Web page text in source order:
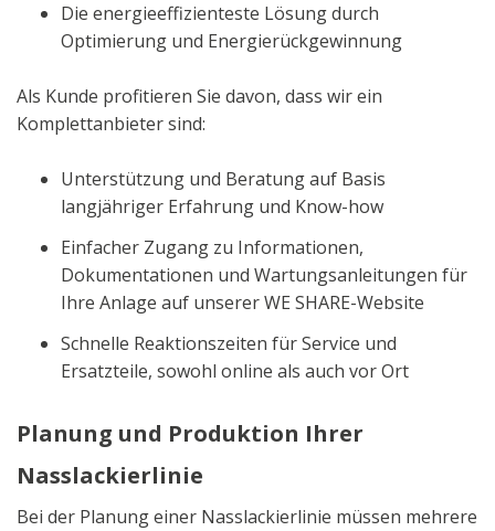
Die energieeffizienteste Lösung durch
Optimierung und Energierückgewinnung
Als Kunde profitieren Sie davon, dass wir ein
Komplettanbieter sind:
Unterstützung und Beratung auf Basis
langjähriger Erfahrung und Know-how
Einfacher Zugang zu Informationen,
Dokumentationen und Wartungsanleitungen für
Ihre Anlage auf unserer WE SHARE-Website
Schnelle Reaktionszeiten für Service und
Ersatzteile, sowohl online als auch vor Ort
Planung und Produktion Ihrer
Nasslackierlinie
Bei der Planung einer Nasslackierlinie müssen mehrere